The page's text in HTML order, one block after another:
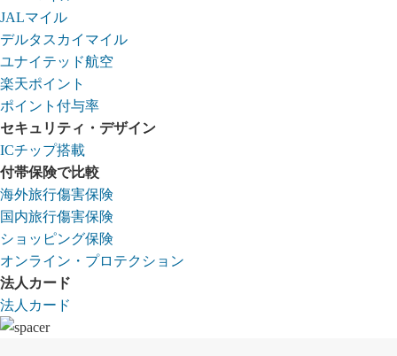
JALマイル
デルタスカイマイル
ユナイテッド航空
楽天ポイント
ポイント付与率
セキュリティ・デザイン
ICチップ搭載
付帯保険で比較
海外旅行傷害保険
国内旅行傷害保険
ショッピング保険
オンライン・プロテクション
法人カード
法人カード